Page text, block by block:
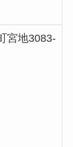
宮地3083-